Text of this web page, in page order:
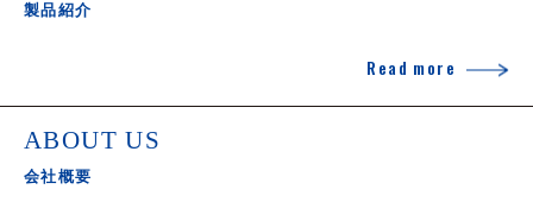
製品紹介
Read more
ABOUT US
会社概要